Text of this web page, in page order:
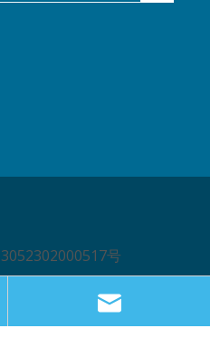
号
责任公司版权所有。